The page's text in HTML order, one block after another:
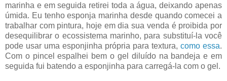
marinha e em seguida retirei toda a água, deixando apenas
úmida. Eu tenho esponja marinha desde quando comecei a
trabalhar com pintura, hoje em dia sua venda é proibida por
desequilibrar o ecossistema marinho, para substituí-la você
pode usar uma esponjinha própria para textura, como essa.
Com o pincel espalhei bem o gel diluído na bandeja e em
seguida fui batendo a esponjinha para carregá-la com o gel.